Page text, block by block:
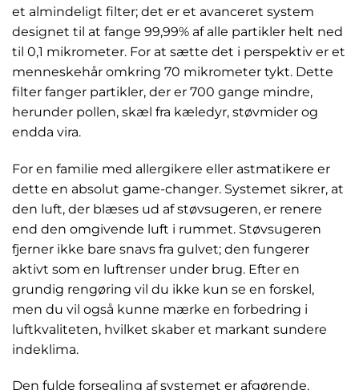
et almindeligt filter; det er et avanceret system
designet til at fange 99,99% af alle partikler helt ned
til 0,1 mikrometer. For at sætte det i perspektiv er et
menneskehår omkring 70 mikrometer tykt. Dette
filter fanger partikler, der er 700 gange mindre,
herunder pollen, skæl fra kæledyr, støvmider og
endda vira.
For en familie med allergikere eller astmatikere er
dette en absolut game-changer. Systemet sikrer, at
den luft, der blæses ud af støvsugeren, er renere
end den omgivende luft i rummet. Støvsugeren
fjerner ikke bare snavs fra gulvet; den fungerer
aktivt som en luftrenser under brug. Efter en
grundig rengøring vil du ikke kun se en forskel,
men du vil også kunne mærke en forbedring i
luftkvaliteten, hvilket skaber et markant sundere
indeklima.
Den fulde forsegling af systemet er afgørende.